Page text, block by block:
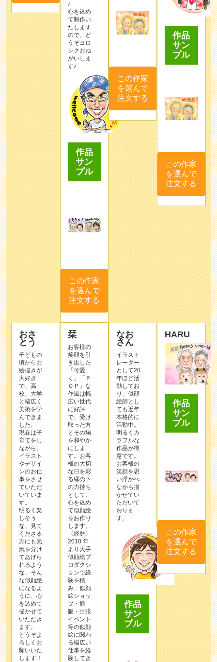
♪
心を込め
て制作い
たします
ので、ど
うぞヨロ
シクおね
がいしま
す♪
作品
サン
プル
この作家
を選んで
注文する
この作家
を選んで
注文する
作品
サン
プル
この作家
を選んで
注文する
おさ
とう
子どもの
頃からお
絵描きが
大好き
で、高
校、大学
と幅広く
美術を学
んできま
した。
現在は子
育てをし
ながら、
イラスト
やデザイ
ンのお仕
事をさせ
ていただ
いていま
す。
明るく楽
しそう
な、見て
くださる
方にも元
気を分け
てあげら
れるよう
な、そん
な似顔絵
になるよ
うに、心
を込めて
描かせて
いただき
ます。
どうぞよ
ろしくお
願いいた
します！
栞
お客様の
笑顔を引
き出した
「可愛
く」「Ｐ
ＯＰ」な
作⾵は幅
広い世代
に好評
で、受け
取った⽅
とその場
を和やか
にしま
す。お客
様の⼤切
な⽇を彩
る縁の下
の⼒持ち
として、
⼼を込め
て似顔絵
をお作り
します。
〈経歴〉
2010 年
より⼤⼿
似顔絵プ
ロダクシ
ョンで経
験を積
み、似顔
絵ショッ
プ・通
販・出張
イベント
等の似顔
絵に関わ
る幅広い
仕事を経
験してき
なお
さん
イラスト
レーター
として20
年ほど活
動してお
り、似顔
絵師とし
ても近年
本格的に
活動中。
明るくカ
ラフルな
作品が得
意です。
お客様の
笑顔を思
い浮かべ
ながら描
かせてい
ただいて
おりま
す。
作品
サン
プル
HARU
作品
サン
プル
この作家
を選んで
注文する